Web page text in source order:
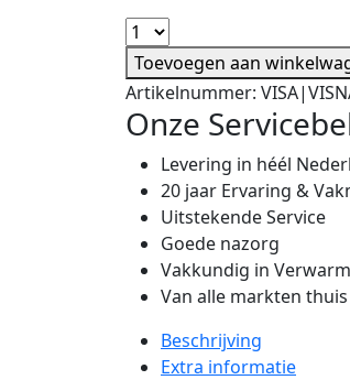
Toevoegen aan
Artikelnummer:
Onze
Levering in héél
20 jaar Ervaring &
Uitstekende Service
Goede nazorg
Vakkundig in
Van alle markten thuis
Beschrijving
Extra informatie